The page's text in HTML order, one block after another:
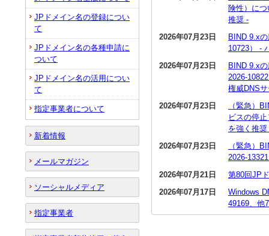
険性）に
推奨 -
2026年07月23日
BIND 9.x
10723） -
2026年07月23日
BIND 9.x
2026-
権威DNS
2026年07月23日
（緊急）
ビスの停
を強く推奨
2026年07月23日
（緊急）
2026-
2026年07月21日
第80回JP
2026年07月17日
Windows
49169、他
JPドメイン名の登録につい
て
JPドメイン名の各種申請に
ついて
JPドメイン名の活用につい
て
指定事業者について
新着情報
メールマガジン
ソーシャルメディア
指定事業者